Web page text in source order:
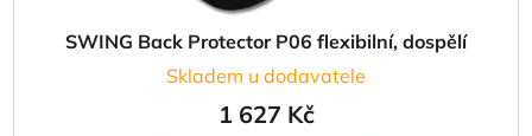
SWING Back Protector P06 flexibilní, dospělí
Skladem u dodavatele
1 627 Kč